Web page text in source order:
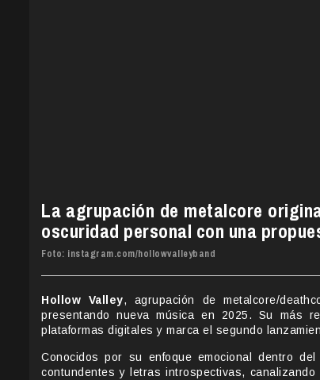
La agrupación de metalcore
oscuridad personal con una
Foto: instagram.com/hollowvalleyband
Hollow Valley, agrupación de metalcore/
presentando nueva música en 2025. Su más
plataformas digitales y marca el segundo
Conocidos por su enfoque emocional dentro del
contundentes y letras introspectivas,